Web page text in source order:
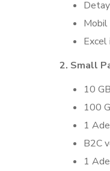
Mobil
Excel
2. Small
10
100
1
B2C
1